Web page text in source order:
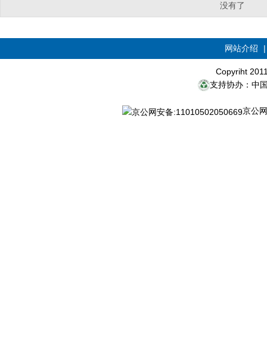
没有了
网站介绍
Copyriht
支持协办：中
京公